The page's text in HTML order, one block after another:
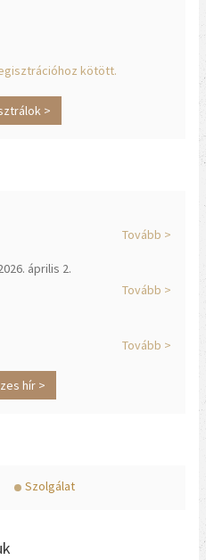
kötött.
>
Tovább >
április 2.
Tovább >
Tovább >
hír >
Szolgálat